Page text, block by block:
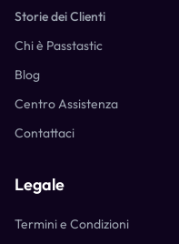
Storie dei Clienti
Chi è Passtastic
Blog
Centro Assistenza
Contattaci
Legale
Termini e Condizioni